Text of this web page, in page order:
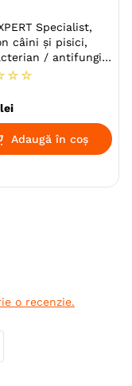
DermaPharm
Specialist,
câini și pisici,
/ antifungic,
250ml
☆ ☆
lei
Adaugă în coș
o recenzie.